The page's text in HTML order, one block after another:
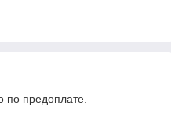
по предоплате.